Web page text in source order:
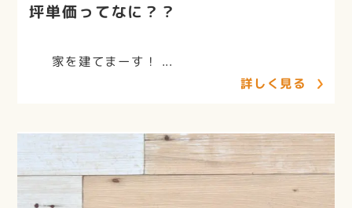
坪単価ってなに？？
家を建てまーす！ ...
詳しく見る